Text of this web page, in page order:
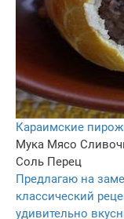
Караимские
Мука Мясо
Соль Перец
Предлагаю на
классический
удивительно